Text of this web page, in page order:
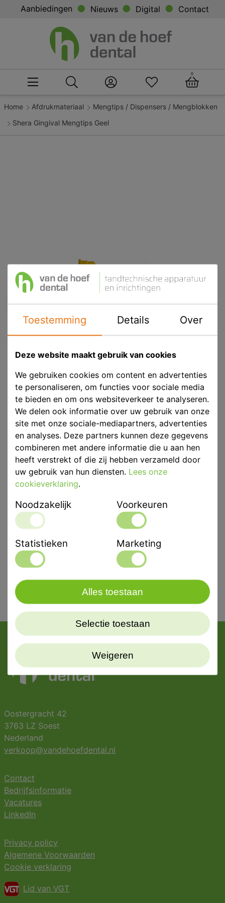
Aanbiedingen Nieuws Digital Contact
0
Home Afdrukmateriaal
Mengtips / Dispensers / Mengblokken
Shera Gingival Mengtips Geel
Shera Gingival Mengtips Geel
Product ID
SHE 960303
Voorraad
Niet voorradig
Eenheid
Merk
Shera
Oostergracht 42
3763 LZ Soest
Nederland
verkoop@vandehoefdental.nl
Contact
Bedrijfsinformatie
Vacatures
LinkedIn
Privacy policy
Algemene Voorwaarden
Cookie verklaring
Lid van VGT
Toestemming Details Over
Deze website maakt gebruik van cookies
We gebruiken cookies om content en advertenties
te personaliseren, om functies voor sociale media
te bieden en om ons websiteverkeer te analyseren.
We delen ook informatie over uw gebruik van onze
site met onze sociale-mediapartners, advertenties
en analyses. Deze partners kunnen deze gegevens
combineren met andere informatie die u aan hen
heeft verstrekt of die zij hebben verzameld door
uw gebruik van hun diensten. Lees onze
cookieverklaring.
Noodzakelijk Voorkeuren
Statistieken Marketing
Weigeren
Selectie toestaan
Alles toestaan